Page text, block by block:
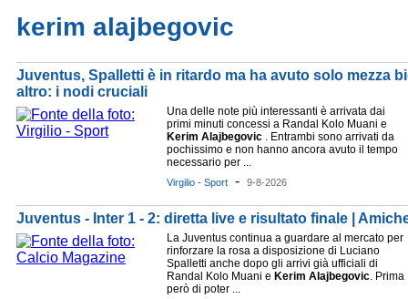
kerim alajbegovic
Juventus, Spalletti è in ritardo ma ha avuto solo mezza
altro: i nodi cruciali
Una delle note più interessanti è arrivata dai
primi minuti concessi a Randal Kolo Muani e
Kerim Alajbegovic . Entrambi sono arrivati da
pochissimo e non hanno ancora avuto il tempo
necessario per ...
Virgilio - Sport - 9-8-2026
Juventus - Inter 1 - 2: diretta live e risultato finale |
La Juventus continua a guardare al mercato per
rinforzare la rosa a disposizione di Luciano
Spalletti anche dopo gli arrivi già ufficiali di
Randal Kolo Muani e Kerim Alajbegovic. Prima
però di poter ...